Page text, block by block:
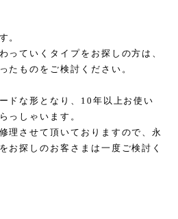
。
っていくタイプをお探しの方は、
たものをご検討ください。
ドな形となり、10年以上お使い
っしゃいます。
理させて頂いておりますので、永
お探しのお客さまは一度ご検討く